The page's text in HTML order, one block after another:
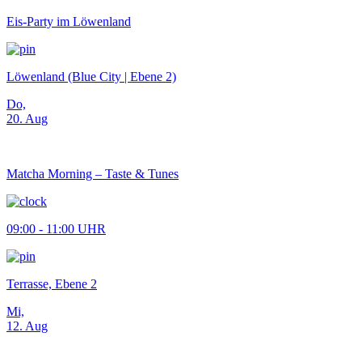
Eis-Party im Löwenland
Löwenland (Blue City | Ebene 2)
Do,
20. Aug
Matcha Morning – Taste & Tunes
09:00 - 11:00 UHR
Terrasse, Ebene 2
Mi,
12. Aug